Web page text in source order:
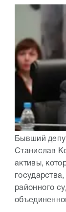
Бывший
Станислав
активы,
районного